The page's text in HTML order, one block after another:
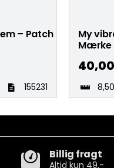
– Patch
155231
My
Mærke
40,00
Billig fragt
Altid kun 49,-